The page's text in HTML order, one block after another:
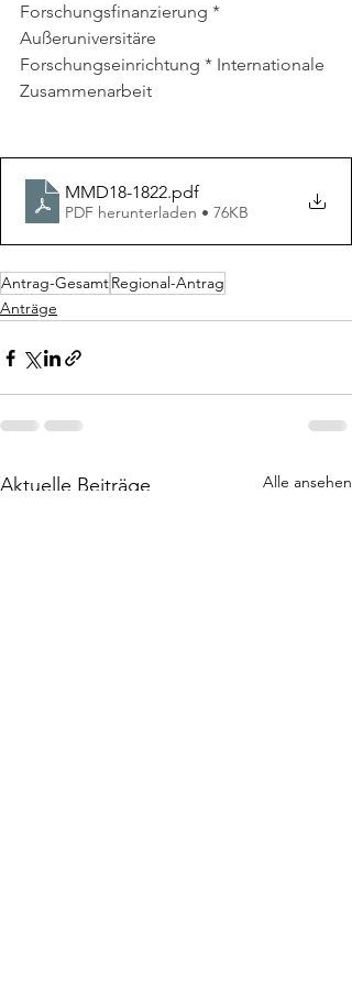
Forschungsfinanzierung *
Außeruniversitäre
Forschungseinrichtung * Internationale
Zusammenarbeit
MMD18-1822.pdf
PDF herunterladen • 76KB
Antrag-GesamtRegional-Antrag
Anträge
Aktuelle Beiträge Alle ansehen